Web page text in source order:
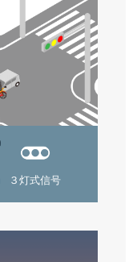
３灯式信号